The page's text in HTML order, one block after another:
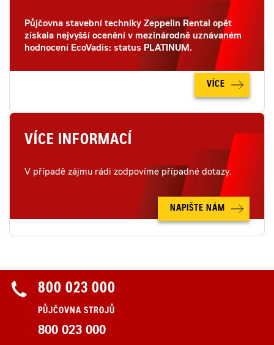
Půjčovna stavební techniky Zeppelin Rental opět
získala nejvyšší ocenění v mezinárodně uznávaném
hodnocení EcoVadis: status PLATINUM.
VÍCE
VÍCE INFORMACÍ
V případě zájmu rádi zodpovíme případné dotazy.
NAPIŠTE NÁM
800 023 000
PŮJČOVNA STROJŮ
800 023 000